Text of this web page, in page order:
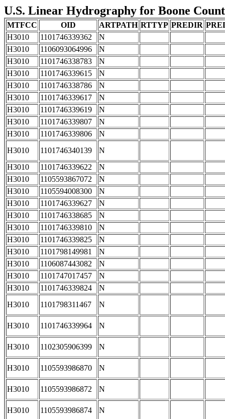
U.S. Linear Hydrography for Boone
MTFCC OID ARTPATH RTTYP PREDIR
H3010
1101746339362
N
H3010
1106093064996
N
H3010
1101746338783
N
H3010
1101746339615
N
H3010
1101746338786
N
H3010
1101746339617
N
H3010
1101746339619
N
H3010
1101746339807
N
H3010
1101746339806
N
H3010
1101746340139
N
H3010
1101746339622
N
H3010
1105593867072
N
H3010
1105594008300
N
H3010
1101746339627
N
H3010
1101746338685
N
H3010
1101746339810
N
H3010
1101746339825
N
H3010
1101798149981
N
H3010
1106087443082
N
H3010
1101747017457
N
H3010
1101746339824
N
H3010
1101798311467 N
H3010 1101746339964 N
H3010 1102305906399 N
H3010 1105593986870 N
H3010 1105593986872 N
H3010 1105593986874 N